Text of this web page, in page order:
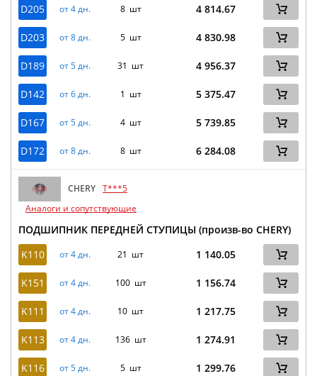
D205 от 4 дн. 8 шт 4 814.67
D203 от 8 дн. 5 шт 4 830.98
D189 от 5 дн. 31 шт 4 956.37
D142 от 6 дн. 1 шт 5 375.47
D167 от 5 дн. 4 шт 5 739.85
D172 от 8 дн. 8 шт 6 284.08
CHERY T***5
Аналоги и сопутствующие
ПОДШИПНИК ПЕРЕДНЕЙ СТУПИЦЫ (произв-во CHERY)
K110
от 4 дн. 21 шт 1 140.05
K151 от 4 дн. 100 шт 1 156.74
K111 от 4 дн. 10 шт 1 217.75
K113 от 4 дн. 136 шт 1 274.91
K116 от 5 дн. 5 шт 1 299.76